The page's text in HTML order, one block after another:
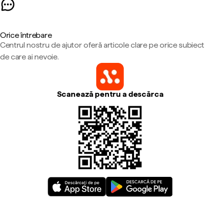
Orice întrebare
Centrul nostru de ajutor oferă articole clare pe orice subiect
de care ai nevoie.
Scanează pentru a descărca